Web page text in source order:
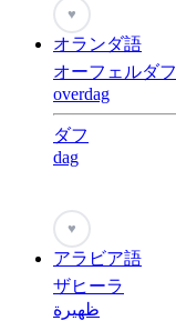
♥
オランダ語
オーフェルダフ
overdag
ダフ
dag
♥
アラビア語
ザヒーラ
ظهيرة